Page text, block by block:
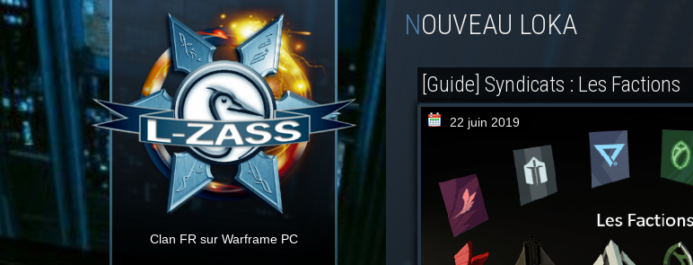
Clan FR sur Warframe PC
NOUVEAU LOKA
[Guide] Syndicats : Les Factions
22 juin 2019